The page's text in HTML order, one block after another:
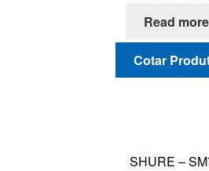
Read more
Cotar
SHURE –